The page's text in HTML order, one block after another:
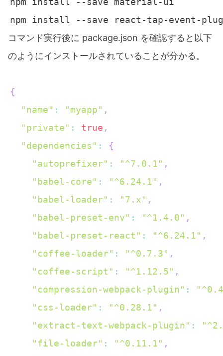
コマンド実行後に package.json を確認すると以下
のようにインストールされていることが分かる。
{
"name" : "myapp" ,
"private" : true ,
"dependencies" :
{
"autoprefixer" : "^7.0.1" ,
"babel-core" : "^6.24.1" ,
"babel-loader" : "7.x" ,
"babel-preset-env" : "^1.4.0" ,
"babel-preset-react" : "^6.24.1" ,
"coffee-loader" : "^0.7.3" ,
"coffee-script" : "^1.12.5" ,
"compression-webpack-plugin" :
"css-loader" : "^0.28.1" ,
"extract-text-webpack-plugin" :
"file-loader" : "^0.11.1" ,